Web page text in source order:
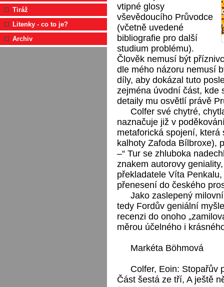
Tiráž
Litenky - co to je?
Archiv
vtipné glosy
vševědoucího Průvodce
(včetně uvedené
bibliografie pro další
studium problému).
Člověk nemusí být
dle mého názoru nemusí
díly, aby dokázal tuto
zejména úvodní část, kde
detaily mu osvětlí právě
Colfer své chytré,
naznačuje již v
metaforická spojení,
kalhoty Zafoda Bílbroxe),
–“ Tur se zhluboka
znakem autorovy
překladatele Víta
přenesení do českého
Jako zaslepený
tedy Fordův geniální
recenzi do onoho
měrou účelného i
Markéta Böhmová
Colfer, Eoin: Stopařův
Část šestá ze tří, A ještě